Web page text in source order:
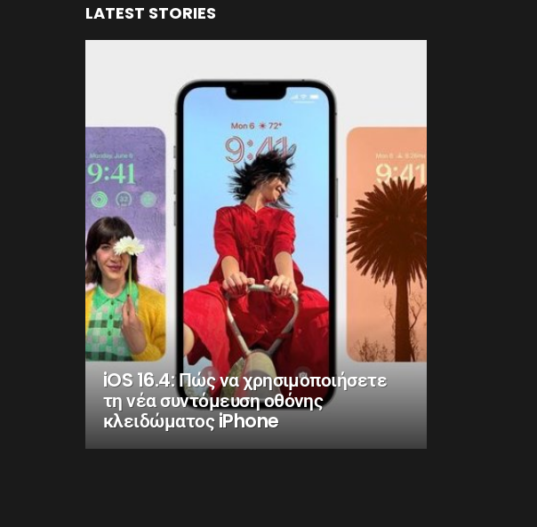
LATEST STORIES
iOS 16.4: Πώς να χρησιμοποιήσετε
τη νέα συντόμευση οθόνης
κλειδώματος iPhone